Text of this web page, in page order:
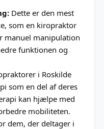
Dette er den mest
som en kiropraktor
manuel manipulation
funktionen og
i Roskilde
som en del af deres
kan hjælpe med
mobiliteten.
dem, der deltager i